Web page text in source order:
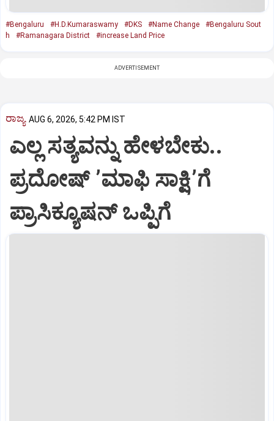
#Bengaluru #H.D.Kumaraswamy #DKS #Name Change
#Bengaluru Sout
h
#Ramanagara District #increase Land Price
ADVERTISEMENT
ರಾಜ್ಯ AUG 6, 2026, 5:42 PM IST
ಎಲ್ಲ ಸತ್ಯವನ್ನು ಹೇಳಬೇಕು..
ಪ್ರದೋಷ್‌ ʼಮಾಫಿ ಸಾಕ್ಷಿʼಗೆ
ಪ್ರಾಸಿಕ್ಯೂಷನ್ ಒಪ್ಪಿಗೆ